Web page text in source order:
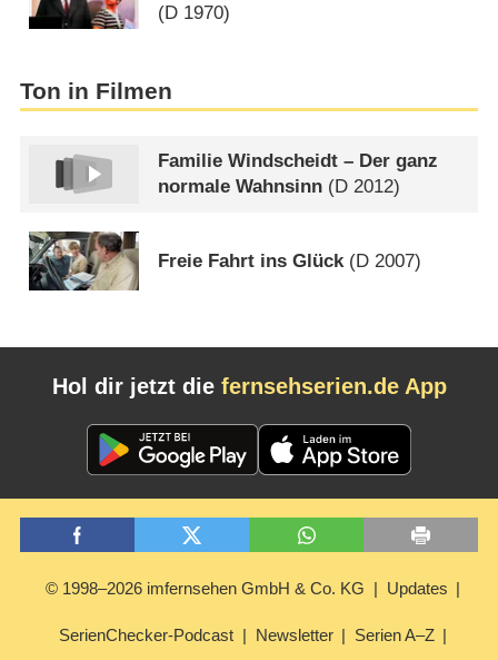
(D 1970)
Ton in Filmen
Familie Windscheidt – Der ganz
normale Wahnsinn (D 2012)
Freie Fahrt ins Glück(D 2007)
Hol dir jetzt die fernsehserien.de App
© 1998–2026 imfernsehen GmbH & Co. KG Updates
SerienChecker-Podcast Newsletter Serien A–Z